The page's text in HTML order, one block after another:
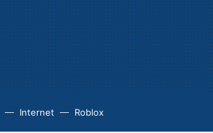
Internet Roblox